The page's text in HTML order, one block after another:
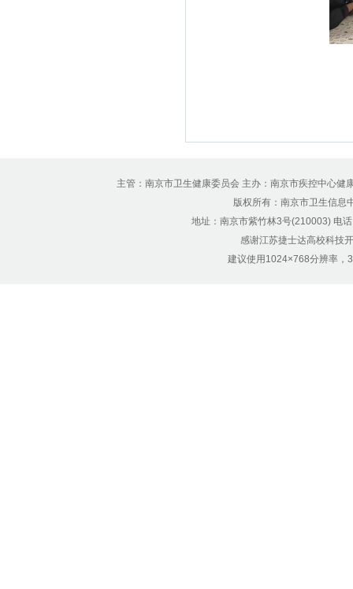
主管：南京市卫生健康委员会 主办：南京市疾控中心
版权所有：南京市卫生信
地址：南京市紫竹林3号(210003) 电
感谢江苏捷士达高校科技
建议使用1024×768分辨率，